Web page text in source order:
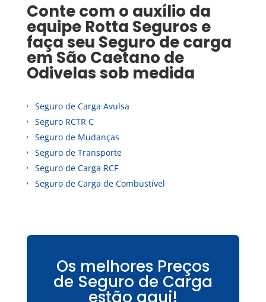
Conte com o auxílio da
equipe Rotta Seguros e
faça seu Seguro de carga
em São Caetano de
Odivelassob medida
Seguro de Carga Avulsa
Seguro RCTR C
Seguro de Mudanças
Seguro de Transporte
Seguro de Carga RCF
Seguro de Carga de Combustível
Os melhores Preços
de Seguro de Carga
estão aqui!